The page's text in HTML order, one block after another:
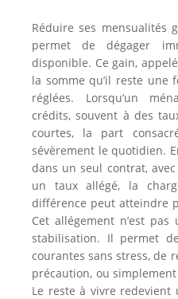
Réduire ses mensualités
permet de dégager
disponible. Ce gain,
la somme qu’il reste une
réglées. Lorsqu’un
crédits, souvent à des
courtes, la part
sévèrement le quotidien.
dans un seul contrat,
un taux allégé, la
différence peut atteindre
Cet allégement n’est
stabilisation. Il permet
courantes sans stress, de
précaution, ou
Le reste à vivre redevient